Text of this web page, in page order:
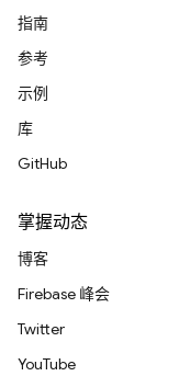
指南
参考
示例
库
GitHub
掌握动态
博客
Firebase 峰会
Twitter
YouTube